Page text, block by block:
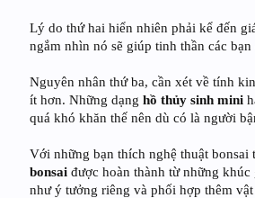
Lý do thứ hai hiển nhiên phải kể đến
ngắm nhìn nó sẽ giúp tinh thần các
Nguyên nhân thứ ba, cần xét về tính
ít hơn. Những dạnghồ thủy sinh mini
quá khó khăn thế nên dù có là người
Với những bạn thích nghệ thuật
bonsai được hoàn thành từ những
như ý tưởng riêng và phối hợp thêm